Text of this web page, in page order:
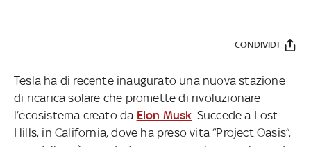
CONDIVIDI
Tesla ha di recente inaugurato una nuova stazione
di ricarica solare che promette di rivoluzionare
l’ecosistema creato da Elon Musk . Succede a Lost
Hills, in California, dove ha preso vita “Project Oasis”,